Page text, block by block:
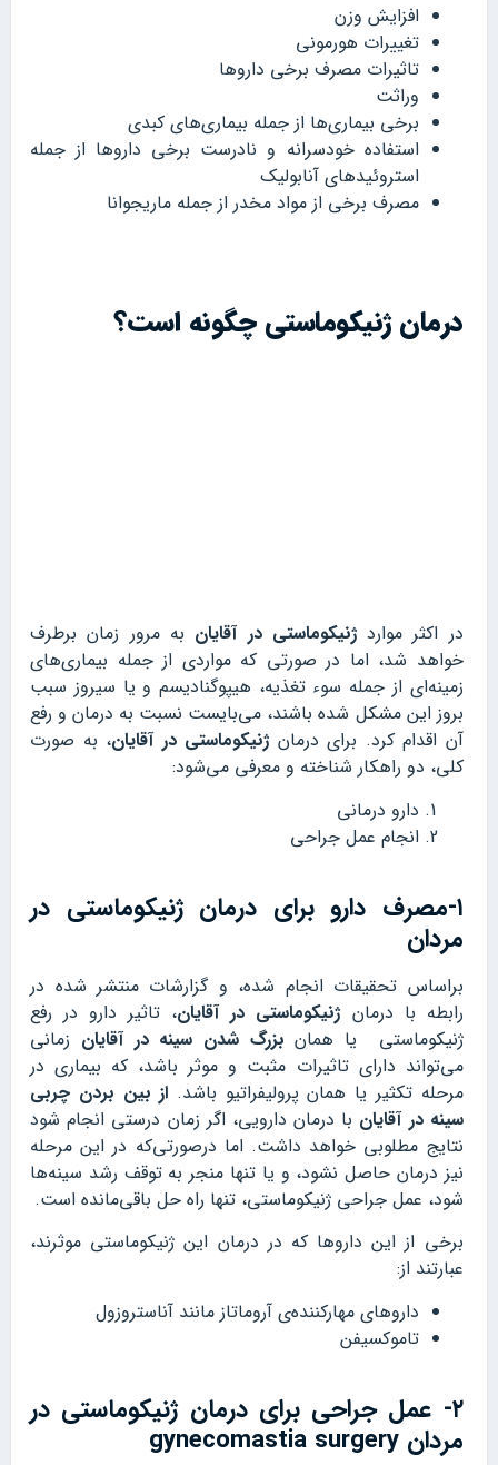
افزایش وزن
تغییرات هورمونی
تاثیرات مصرف برخی داروها
وراثت
برخی بیماری‌ها از جمله بیماری‌های کبدی
استفاده خودسرانه و نادرست برخی داروها از جمله
استروئیدهای آنابولیک
مصرف برخی از مواد مخدر از جمله ماریجوانا
درمان ژنیکوماستی چگونه است؟
در اکثر مواردژنیکوماستی در آقایان به مرور زمان برطرف
خواهد شد، اما در صورتی که مواردی از جمله بیماری‌های
زمینه‌ای از جمله سوء تغذیه، هیپوگنادیسم و یا سیروز سبب
بروز این مشکل شده باشند، می‌بایست نسبت به درمان و رفع
آن اقدام کرد. برای درمان ژنیکوماستی در آقایان، به صورت
کلی، دو راهکار شناخته و معرفی می‌شود:
دارو درمانی
انجام عمل جراحی
۱-مصرف دارو برای درمان ژنیکوماستی در
مردان
براساس تحقیقات انجام شده، و گزارشات منتشر شده در
رابطه با درمان ژنیکوماستی در آقایان، تاثیر دارو در رفع
ژنیکوماستی یا همان بزرگ شدن سینه در آقایان زمانی
می‌تواند دارای تاثیرات مثبت و موثر باشد، که بیماری در
مرحله تکثیر یا همان پرولیفراتیو باشد. از بین بردن چربی
سینه در آقایان با درمان دارویی، اگر زمان درستی انجام شود
نتایج مطلوبی خواهد داشت. اما درصورتی‌که در این مرحله
نیز درمان حاصل نشود، و یا تنها منجر به توقف رشد سینه‌ها
شود، عمل جراحی ژنیکوماستی، تنها راه حل باقی‌مانده است.
برخی از این داروها که در درمان این ژنیکوماستی موثرند،
عبارتند از:
داروهای مهارکننده‌ی آروماتاز مانند آناستروزول
تاموکسیفن
۲- عمل جراحی برای درمان ژنیکوماستی در
مردان gynecomastia surgery